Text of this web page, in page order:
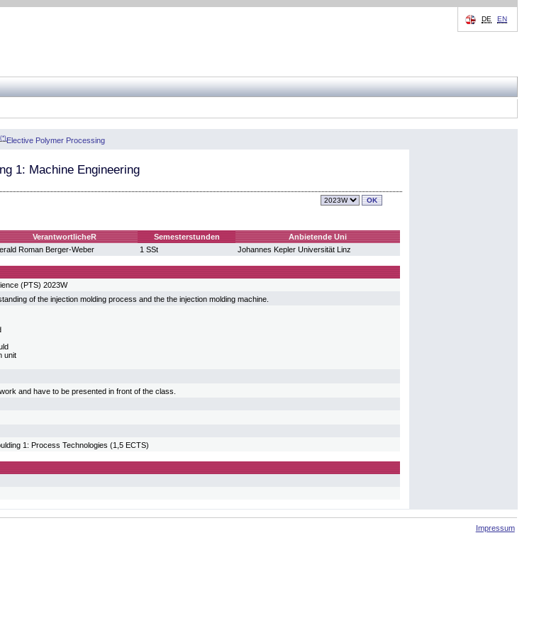
DE EN
(*)Elective Polymer Processing
1: Machine Engineering
VerantwortlicheR Semesterstunden
Anbietende Uni
Roman Berger-Weber 1 SSt Johannes Kepler Universität Linz
(PTS) 2023W
of the injection molding process and the the injection molding machine.
unit
and have to be presented in front of the class.
1: Process Technologies (1,5 ECTS)
Impressum